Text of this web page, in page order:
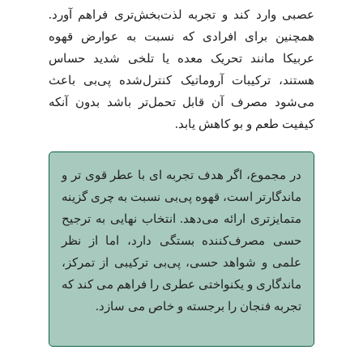
عصبی وارد کند و تجربه لذت‌بخش‌تری فراهم آورد.
همچنین برای افرادی که نسبت به عوارض قهوه
عربیکا مانند تحریک معده یا تلخی شدید حساس
هستند، ترکیبات آروماتیک کنترل‌شده پی‌بی باعث
می‌شود مصرف آن قابل تحمل‌تر باشد بدون آنکه
کیفیت طعم و بو کاهش یابد.
در مجموع، اگر هدف تجربه ای با عطر قوی تر و
ماندگارتر است، قهوه پی‌بی نسبت به چری گزینه
متمایزتری ارائه می‌دهد. انتخاب نهایی به ترجیح
حسی مصرف‌کننده بستگی دارد، اما از نظر
علمی و شواهد حسی، پی‌بی ترکیبی از تمرکز،
ماندگاری و یکنواختی عطری را فراهم می کند که
تجربه فنجان را برجسته و خاص می سازد.